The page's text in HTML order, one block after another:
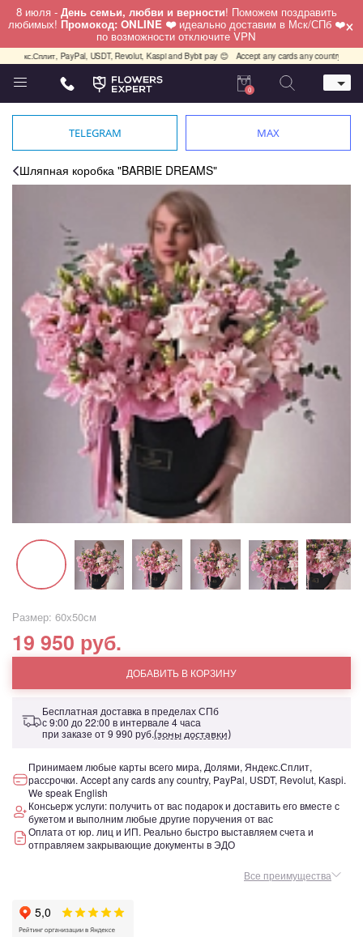
8 июля - День семьи, любви и верности! Поможем поздравить
любимых! Промокод: ONLINE ❤️ идеально доставим в Мск/СПб ❤️
по возможности отключите VPN ×
PayPal, USDT, Revolut, Kaspi and Bybit pay 😊 Accept any cards any country, PayPal,
Телефон
+7 (812) 425 36 05
Санкт-Петербург,
работаем круглосуточно
0
TELEGRAM MAX
Шляпная коробка "BARBIE DREAMS"
Размер: 60х50см
19 950 руб.
ДОБАВИТЬ В КОРЗИНУ
Бесплатная доставка в пределах СПб
с 9:00 до 22:00 в интервале 4 часа
при заказе от9 990 руб.(зоны доставки)
Принимаем любые карты всего мира, Долями, Яндекс.Сплит,
рассрочки. Accept any cards any country, PayPal, USDT, Revolut, Kaspi.
We speak English
Консьерж услуги: получить от вас подарок и доставить его вместе с
букетом и выполним любые другие поручения от вас
Оплата от юр. лиц и ИП. Реально быстро выставляем счета и
отправляем закрывающие документы в ЭДО
Все преимущества